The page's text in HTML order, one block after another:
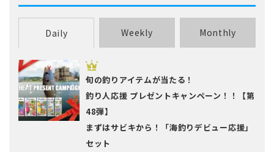
Daily Weekly Monthly
旬の釣りアイテムが当たる！
釣り人応援 プレゼントキャンペーン！！【第
48弾】
まずはサビキから！「海釣りデビュー応援」
セット